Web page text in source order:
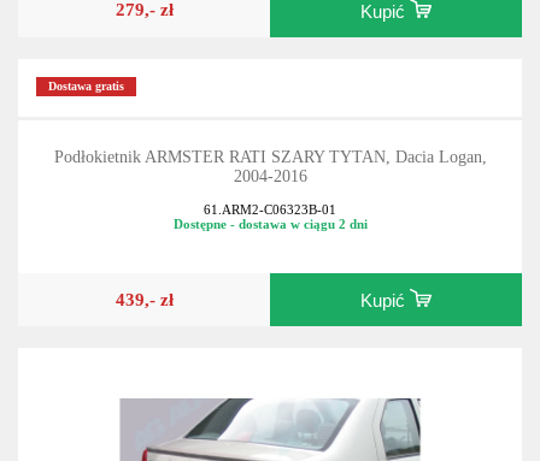
279,- zł Kupić
Dostawa gratis
Podłokietnik ARMSTER RATI SZARY TYTAN, Dacia Logan,
2004-2016
61.ARM2-C06323B-01
Dostępne - dostawa w ciągu 2 dni
439,- zł Kupić